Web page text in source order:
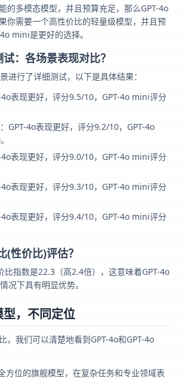
的多模态模型，并且预算充足，那么GPT-4o
你需要一个高性价比的轻量级模型，并且预
mini是更好的选择。
：各场景表现对比？
进行了详细测试，以下是具体结果：
4o表现更好，评分9.5/10，GPT-4o mini评分
GPT-4o表现更好，评分9.2/10，GPT-4o
4o表现更好，评分9.0/10，GPT-4o mini评分
4o表现更好，评分9.3/10，GPT-4o mini评分
4o表现更好，评分9.4/10，GPT-4o mini评分
(性价比)评估？
比指数是22.3（高2.4倍），这意味着GPT-4o
况下具有明显优势。
，不同定位
，我们可以清楚地看到GPT-4o和GPT-4o
方位的旗舰模型，在复杂任务和专业领域表